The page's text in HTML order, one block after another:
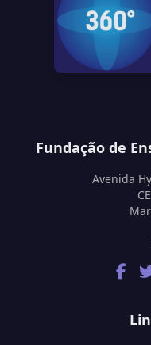
Fundação de
Avenida